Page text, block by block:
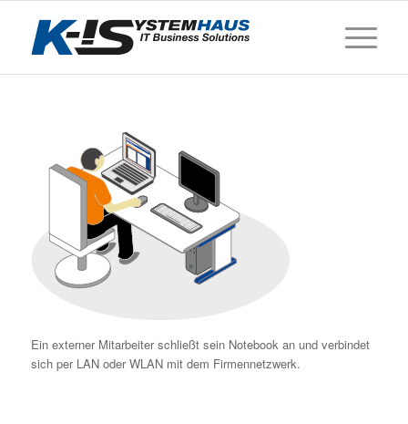
Ein externer Mitarbeiter schließt sein Notebook an und verbindet
sich per LAN oder WLAN mit dem Firmennetzwerk.